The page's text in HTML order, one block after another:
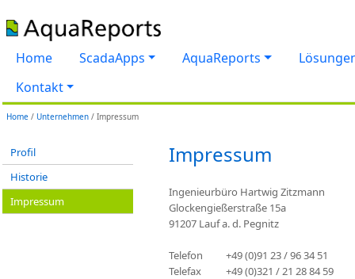
Home ScadaApps AquaReports
Kontakt
Home/ Unternehmen/ Impressum
Profil
Historie
Impressum
Impressum
Ingenieurbüro Hartwig Zitzmann
Glockengießerstraße 15a
91207 Lauf a. d. Pegnitz
Telefon
+49 (0)91 23 / 96 34 51
Telefax
+49 (0)321 / 21 28 84 59